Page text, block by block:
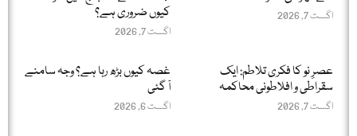
اگست 7, 2026
کیوں ضروری ہے؟
اگست 7, 2026
عصرِ نو کا فکری تلاطم: ایک
سقراطی و افلاطونی محاکمہ
اگست 7, 2026
غصہ کیوں بڑھ رہا ہے؟ وجہ سامنے
آ گئی
اگست 6, 2026